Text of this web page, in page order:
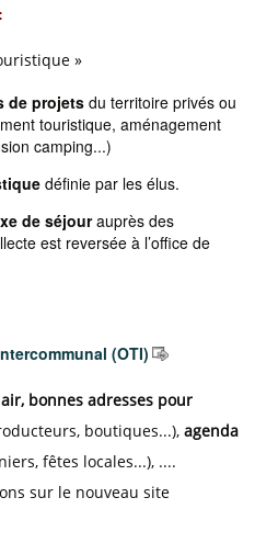
»
de projets du territoire privés ou
touristique, aménagement
camping...)
définie par les élus.
de séjourauprès des
est reversée à l’office de
(OTI)
bonnes adresses pour
boutiques...), agenda
fêtes locales...), ....
sur le nouveau site